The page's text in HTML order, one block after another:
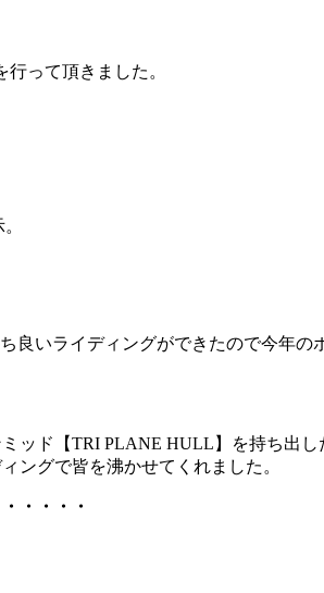
って頂きました。
いライディングができたので今年
ッド【TRI PLANE HULL】を持ち出
ングで皆を沸かせてくれました。
・・・・